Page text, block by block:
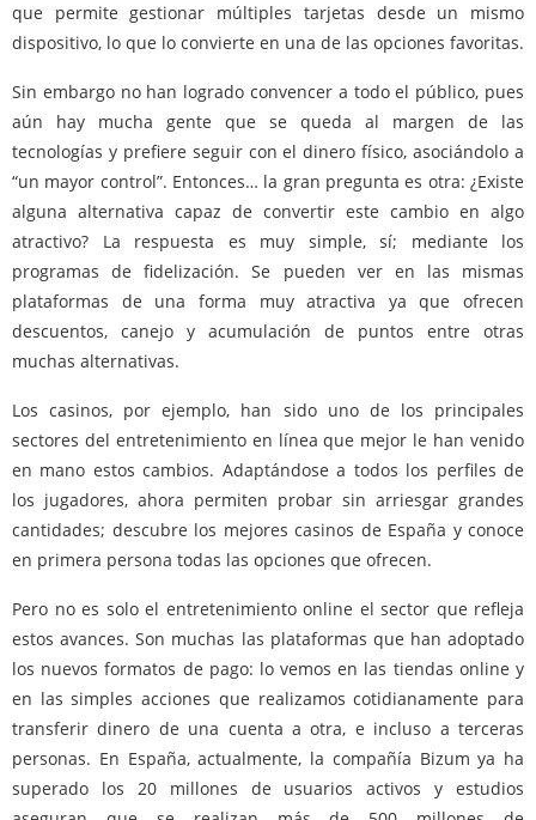
que permite gestionar múltiples tarjetas desde un mismo
dispositivo, lo que lo convierte en una de las opciones favoritas.
Sin embargo no han logrado convencer a todo el público, pues
aún hay mucha gente que se queda al margen de las
tecnologías y prefiere seguir con el dinero físico, asociándolo a
“un mayor control”. Entonces… la gran pregunta es otra: ¿Existe
alguna alternativa capaz de convertir este cambio en algo
atractivo? La respuesta es muy simple, sí; mediante los
programas de fidelización. Se pueden ver en las mismas
plataformas de una forma muy atractiva ya que ofrecen
descuentos, canejo y acumulación de puntos entre otras
muchas alternativas.
Los casinos, por ejemplo, han sido uno de los principales
sectores del entretenimiento en línea que mejor le han venido
en mano estos cambios. Adaptándose a todos los perfiles de
los jugadores, ahora permiten probar sin arriesgar grandes
cantidades; descubre los mejores casinos de España y conoce
en primera persona todas las opciones que ofrecen.
Pero no es solo el entretenimiento online el sector que refleja
estos avances. Son muchas las plataformas que han adoptado
los nuevos formatos de pago: lo vemos en las tiendas online y
en las simples acciones que realizamos cotidianamente para
transferir dinero de una cuenta a otra, e incluso a terceras
personas. En España, actualmente, la compañía Bizum ya ha
superado los 20 millones de usuarios activos y estudios